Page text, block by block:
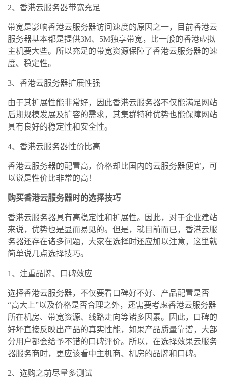
2、香港云服务器带宽充足
带宽是影响香港云服务器访问速度的原因之一，目前香港云
服务器基本都是提供3M、5M独享带宽，比一般的香港虚拟
主机要大些。所以充足的带宽资源保障了香港云服务器的速
度、稳定性。
3、香港云服务器扩展性强
由于其扩展性能非常好，因此香港云服务器不仅能满足网站
后期规模发展及扩容的需求，其集群特种优势也能保障网站
具有良好的稳定性和安全性。
4、香港云服务器性价比高
香港云服务器的配置高，价格却比国内的云服务器便宜，可
以说是性价比非常的高！
购买香港云服务器时的选择技巧
香港云服务器具有高稳定性和扩展性。因此，对于企业建站
来说，优势也是显而易见的。但是，就目前而已，香港云服
务器还存在诸多问题，大家在选择时还应加以注意，这里就
简单说几点选择技巧。
1、注重品牌、口碑效应
选择香港云服务器，不仅要看口碑好不好、产品配置是否
“高大上”以及价格是否合理之外，还需要考虑香港云服务器
所在机房、带宽资源、线路走向等诸多因素。因此，口碑的
好坏直接反映出产品的真实性能，如果产品质量靠谱，大部
分用户都会给予不错的口碑评价。所以，在选择效果云服务
器服务商时，更应该看中主机商、机房的品牌和口碑。
2、选购之前尽量多测试